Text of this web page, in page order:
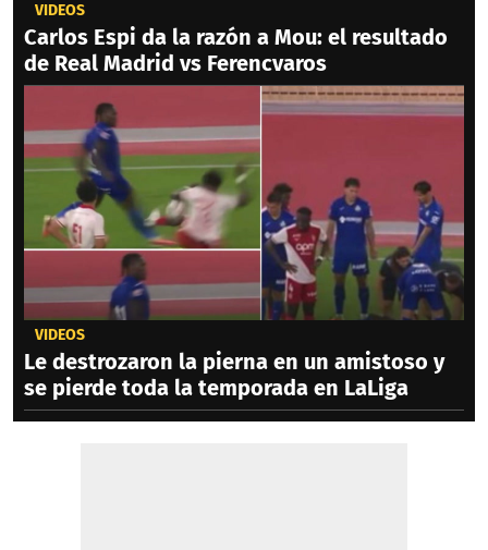
VIDEOS
Carlos Espi da la razón a Mou: el resultado
de Real Madrid vs Ferencvaros
VIDEOS
Le destrozaron la pierna en un amistoso y
se pierde toda la temporada en LaLiga